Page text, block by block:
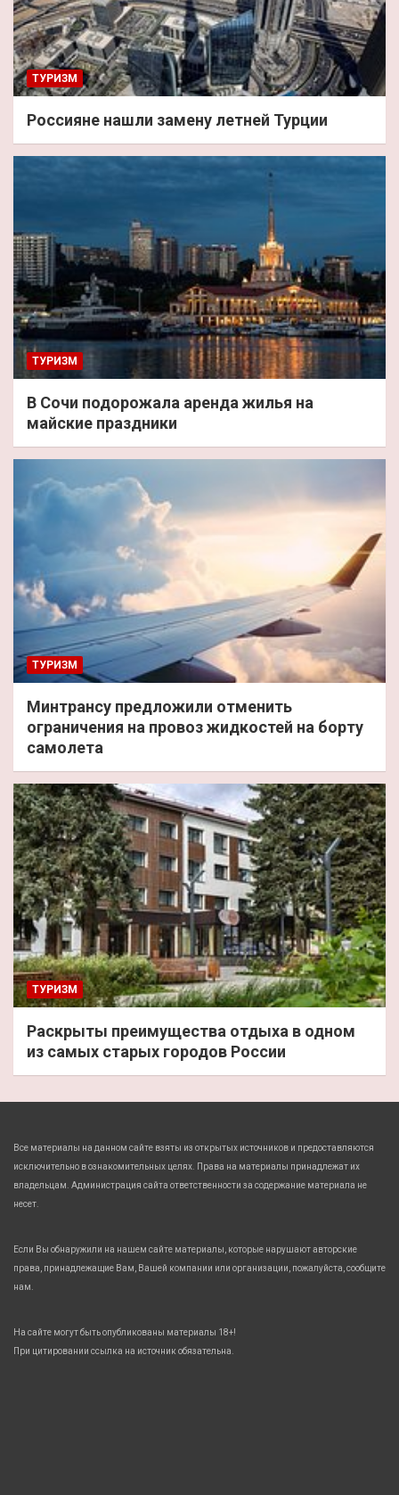
ТУРИЗМ
Россияне нашли замену летней Турции
ТУРИЗМ
В Сочи подорожала аренда жилья на
майские праздники
ТУРИЗМ
Минтрансу предложили отменить
ограничения на провоз жидкостей на борту
самолета
ТУРИЗМ
Раскрыты преимущества отдыха в одном
из самых старых городов России
Все материалы на данном сайте взяты из открытых источников и предоставляются
исключительно в ознакомительных целях. Права на материалы принадлежат их
владельцам. Администрация сайта ответственности за содержание материала не
несет.
Если Вы обнаружили на нашем сайте материалы, которые нарушают авторские
права, принадлежащие Вам, Вашей компании или организации, пожалуйста, сообщите
нам.
На сайте могут быть опубликованы материалы 18+!
При цитировании ссылка на источник обязательна.